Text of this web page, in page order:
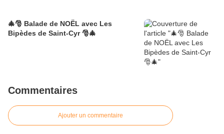
🎄🎅 Balade de NOËL avec Les
Bipèdes de Saint-Cyr 🎅🎄
Commentaires
Ajouter un commentaire